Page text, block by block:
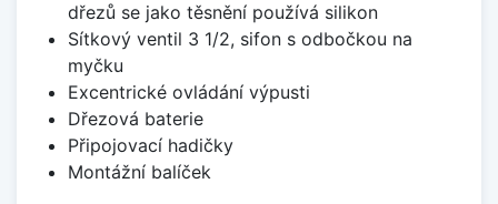
dřezů se jako těsnění používá silikon
Sítkový ventil 3 1/2, sifon s odbočkou na
myčku
Excentrické ovládání výpusti
Dřezová baterie
Připojovací hadičky
Montážní balíček